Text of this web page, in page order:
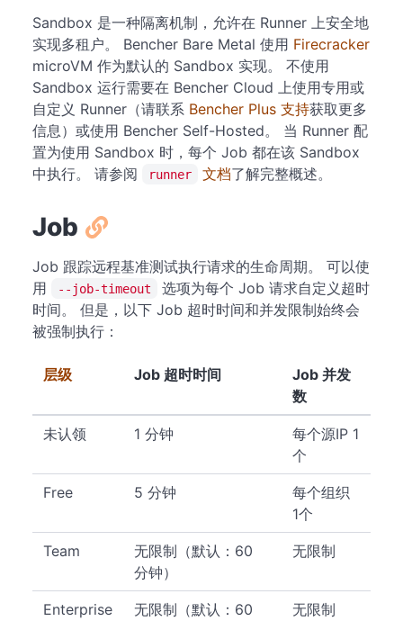
Sandbox 是一种隔离机制，允许在 Runner 上安全地
实现多租户。 Bencher Bare Metal 使用 Firecracker
microVM 作为默认的 Sandbox 实现。 不使用
Sandbox 运行需要在 Bencher Cloud 上使用专用或
自定义 Runner（请联系 Bencher Plus 支持获取更多
信息）或使用 Bencher Self-Hosted。 当 Runner 配
置为使用 Sandbox 时，每个 Job 都在该 Sandbox
中执行。 请参阅
runner 文档了解完整概述。
Job
Job 跟踪远程基准测试执行请求的生命周期。 可以使
用
--job-timeout
选项为每个 Job 请求自定义超时
时间。 但是，以下 Job 超时时间和并发限制始终会
被强制执行：
层级 Job 超时时间
Job 并发
数
未认领 1 分钟
每个源IP 1
个
Free 5 分钟
每个组织
1个
Team
无限制（默认：60
分钟）
无限制
Enterprise
无限制（默认：60
无限制